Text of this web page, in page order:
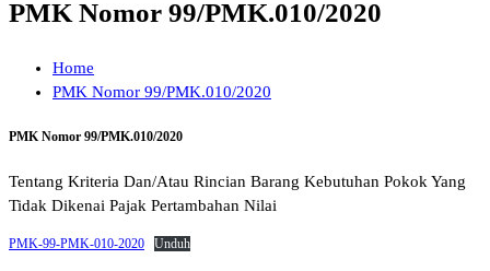
PMK Nomor 99/PMK.010/2020
Home
PMK Nomor 99/PMK.010/2020
PMK Nomor 99/PMK.010/2020
Tentang Kriteria Dan/Atau Rincian Barang Kebutuhan Pokok Yang
Tidak Dikenai Pajak Pertambahan Nilai
PMK-99-PMK-010-2020 Unduh